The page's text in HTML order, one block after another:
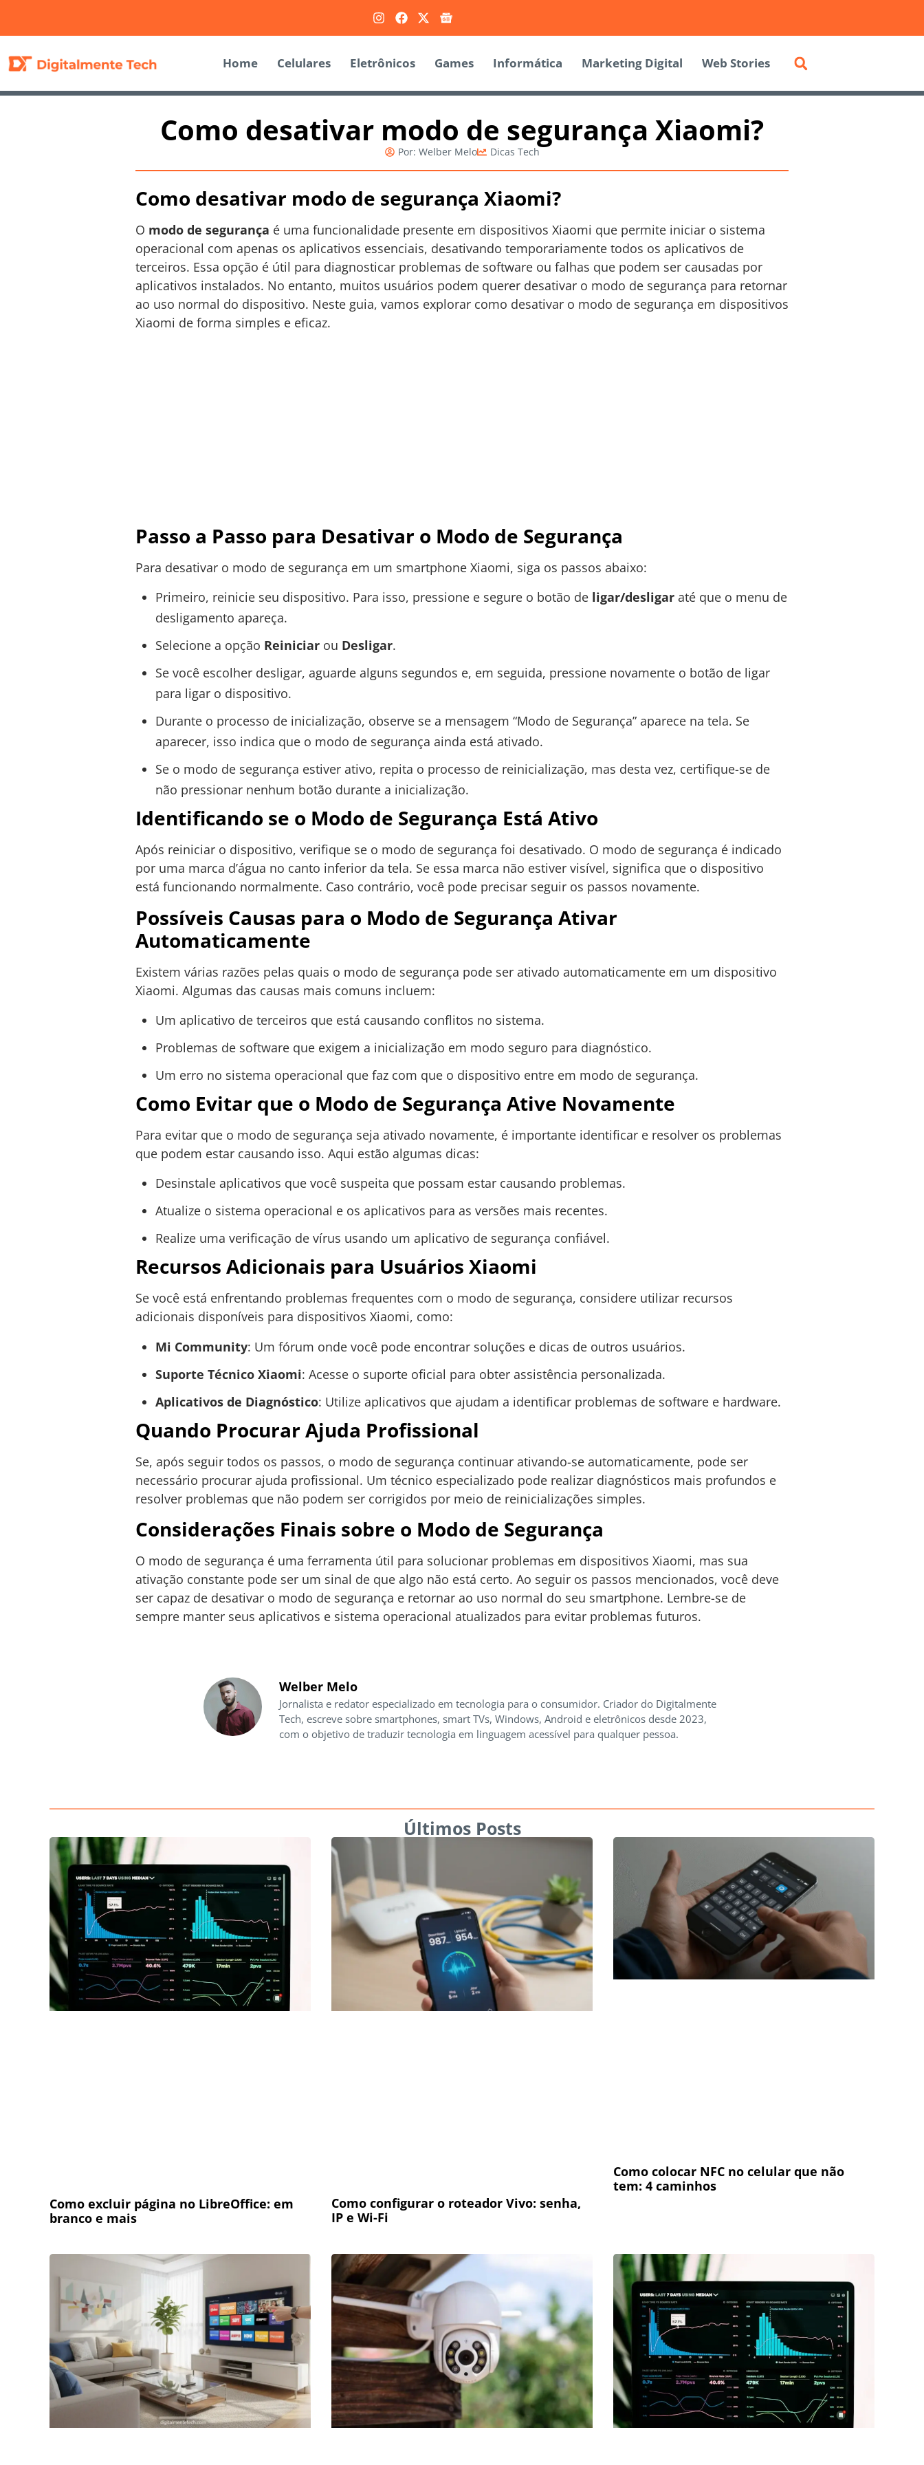
Home Celulares Eletrônicos Games Informática Marketing Digital Web Stories
Como desativar modo de segurança Xiaomi?
Por: Welber Melo Dicas Tech
Como desativar modo de segurança Xiaomi?
O modo de segurança é uma funcionalidade presente em dispositivos Xiaomi que permite iniciar o sistema
operacional com apenas os aplicativos essenciais, desativando temporariamente todos os aplicativos de
terceiros. Essa opção é útil para diagnosticar problemas de software ou falhas que podem ser causadas por
aplicativos instalados. No entanto, muitos usuários podem querer desativar o modo de segurança para retornar
ao uso normal do dispositivo. Neste guia, vamos explorar como desativar o modo de segurança em dispositivos
Xiaomi de forma simples e eficaz.
Passo a Passo para Desativar o Modo de Segurança
Para desativar o modo de segurança em um smartphone Xiaomi, siga os passos abaixo:
Primeiro, reinicie seu dispositivo. Para isso, pressione e segure o botão de ligar/desligaraté que o menu de
desligamento apareça.
Selecione a opção Reiniciarou Desligar.
Se você escolher desligar, aguarde alguns segundos e, em seguida, pressione novamente o botão de ligar
para ligar o dispositivo.
Durante o processo de inicialização, observe se a mensagem “Modo de Segurança” aparece na tela. Se
aparecer, isso indica que o modo de segurança ainda está ativado.
Se o modo de segurança estiver ativo, repita o processo de reinicialização, mas desta vez, certifique-se de
não pressionar nenhum botão durante a inicialização.
Identificando se o Modo de Segurança Está Ativo
Após reiniciar o dispositivo, verifique se o modo de segurança foi desativado. O modo de segurança é indicado
por uma marca d’água no canto inferior da tela. Se essa marca não estiver visível, significa que o dispositivo
está funcionando normalmente. Caso contrário, você pode precisar seguir os passos novamente.
Possíveis Causas para o Modo de Segurança Ativar
Automaticamente
Existem várias razões pelas quais o modo de segurança pode ser ativado automaticamente em um dispositivo
Xiaomi. Algumas das causas mais comuns incluem:
Um aplicativo de terceiros que está causando conflitos no sistema.
Problemas de software que exigem a inicialização em modo seguro para diagnóstico.
Um erro no sistema operacional que faz com que o dispositivo entre em modo de segurança.
Como Evitar que o Modo de Segurança Ative Novamente
Para evitar que o modo de segurança seja ativado novamente, é importante identificar e resolver os problemas
que podem estar causando isso. Aqui estão algumas dicas:
Desinstale aplicativos que você suspeita que possam estar causando problemas.
Atualize o sistema operacional e os aplicativos para as versões mais recentes.
Realize uma verificação de vírus usando um aplicativo de segurança confiável.
Recursos Adicionais para Usuários Xiaomi
Se você está enfrentando problemas frequentes com o modo de segurança, considere utilizar recursos
adicionais disponíveis para dispositivos Xiaomi, como:
Mi Community: Um fórum onde você pode encontrar soluções e dicas de outros usuários.
Suporte Técnico Xiaomi: Acesse o suporte oficial para obter assistência personalizada.
Aplicativos de Diagnóstico: Utilize aplicativos que ajudam a identificar problemas de software e hardware.
Quando Procurar Ajuda Profissional
Se, após seguir todos os passos, o modo de segurança continuar ativando-se automaticamente, pode ser
necessário procurar ajuda profissional. Um técnico especializado pode realizar diagnósticos mais profundos e
resolver problemas que não podem ser corrigidos por meio de reinicializações simples.
Considerações Finais sobre o Modo de Segurança
O modo de segurança é uma ferramenta útil para solucionar problemas em dispositivos Xiaomi, mas sua
ativação constante pode ser um sinal de que algo não está certo. Ao seguir os passos mencionados, você deve
ser capaz de desativar o modo de segurança e retornar ao uso normal do seu smartphone. Lembre-se de
sempre manter seus aplicativos e sistema operacional atualizados para evitar problemas futuros.
Welber Melo
Jornalista e redator especializado em tecnologia para o consumidor. Criador do Digitalmente
Tech, escreve sobre smartphones, smart TVs, Windows, Android e eletrônicos desde 2023,
com o objetivo de traduzir tecnologia em linguagem acessível para qualquer pessoa.
Últimos Posts
Como excluir página no LibreOffice: em
branco e mais
Como configurar o roteador Vivo: senha,
IP e Wi-Fi
Como colocar NFC no celular que não
tem: 4 caminhos